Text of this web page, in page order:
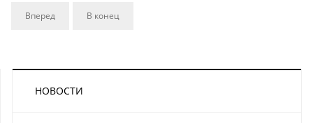
Вперед В конец
НОВОСТИ